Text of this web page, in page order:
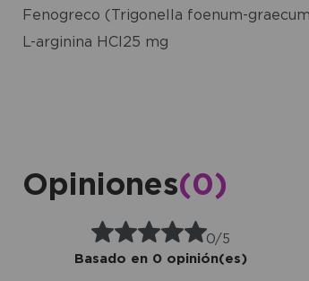
Fenogreco (Trigonella foenum-
L-arginina HCl25 mg
Opiniones(0)
0/5
Basado en 0 opinión(es)